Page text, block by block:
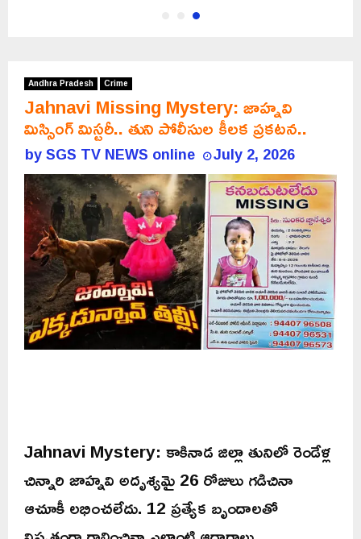
Andhra Pradesh Crime
Jahnavi Missing Mystery: జాహ్నవి
మిస్సింగ్ మిస్టరీ.. తుని పోలీసుల కీలక ప్రకటన..
bySGS TV NEWS online July 2, 2026
Jahnavi Mystery: కాకినాడ జిల్లా తునిలో రెండేళ్ల
చిన్నారి జాహ్నవి అదృశ్యమై 26 రోజులు గడిచినా
ఆచూకీ లభించలేదు. 12 ప్రత్యేక బృందాలతో